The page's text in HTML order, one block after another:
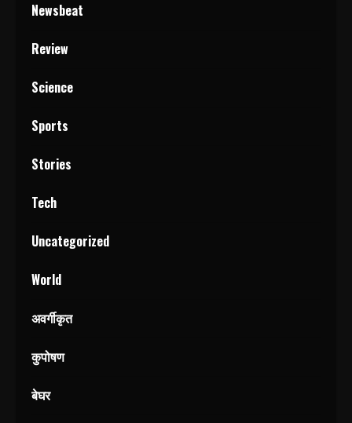
Newsbeat
Review
Science
Sports
Stories
Tech
Uncategorized
World
अवर्गीकृत
कुपोषण
बेघर